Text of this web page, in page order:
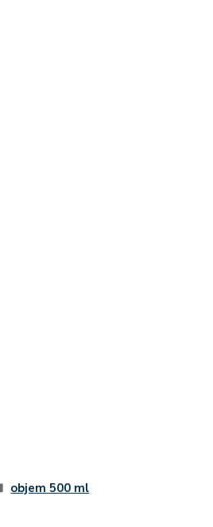
objem 500 ml